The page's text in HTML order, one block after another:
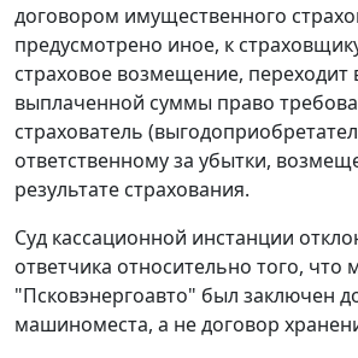
договором имущественного
предусмотрено иное, к
страховое возмещение, переходит
выплаченной суммы право
страхователь
ответственному за убытки,
результате страхования.
Суд кассационной инстанции
ответчика относительно того,
"Псковэнергоавто" был заключен
машиноместа, а не договор